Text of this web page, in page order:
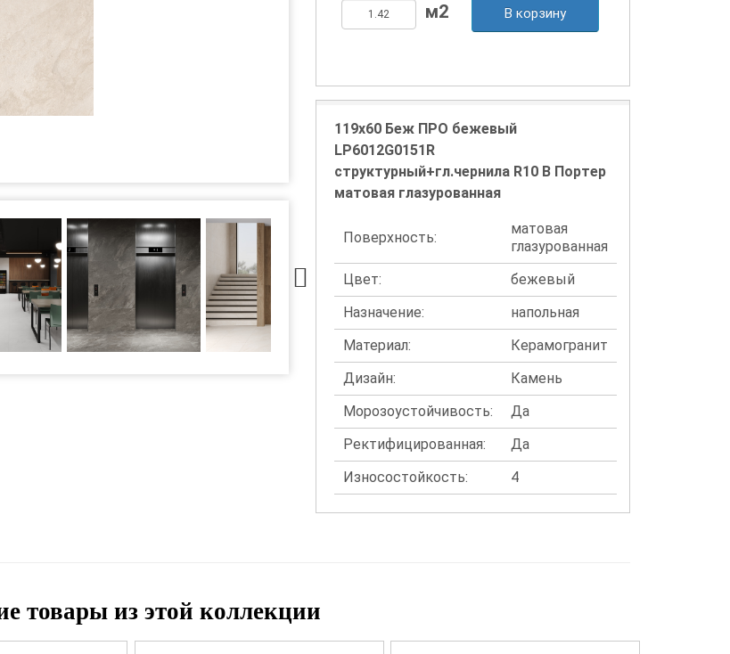
В корзину
119x60 Беж ПРО бежевый
LP6012G0151R
структурный+гл.чернила R10 B Портер
матовая глазурованная
Поверхность:
матовая
глазурованная
Цвет:
бежевый
Назначение:
напольная
Материал:
Керамогранит
Дизайн:
Камень
Морозоустойчивость:
Да
Ректифицированная:
Да
Износостойкость:
4
товары из этой коллекции